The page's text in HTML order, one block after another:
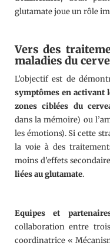
glutamate joue un rôle
Vers des
maladies du
L’objectif est de
symptômes en activant
zones ciblées du
dans la mémoire) ou
les émotions). Si cette
la voie à des
moins d’effets
liées au glutamate.
Equipes et
collaboration entre trois
coordinatrice «